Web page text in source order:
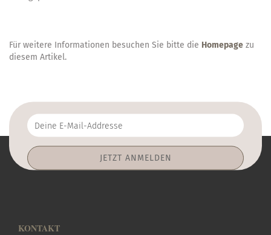
Für weitere Informationen besuchen Sie bitte die Homepage zu
diesem Artikel.
Deine
E-
Addresse
KONTAKT